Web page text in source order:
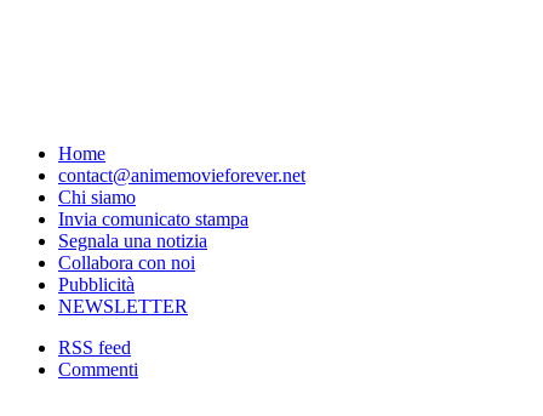
Home
contact@animemovieforever.net
Chi siamo
Invia comunicato stampa
Segnala una notizia
Collabora con noi
Pubblicità
NEWSLETTER
RSS feed
Commenti